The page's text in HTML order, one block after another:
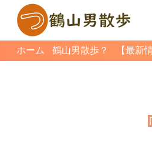
ホーム 鶴山男散歩？ 【最新